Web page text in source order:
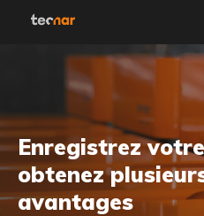
Enregistrez
obtenez
avantages